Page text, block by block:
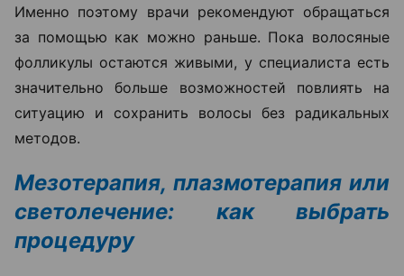
Именно поэтому врачи рекомендуют обращаться
за помощью как можно раньше. Пока волосяные
фолликулы остаются живыми, у специалиста есть
значительно больше возможностей повлиять на
ситуацию и сохранить волосы без радикальных
методов.
Мезотерапия, плазмотерапия или
светолечение: как выбрать
процедуру